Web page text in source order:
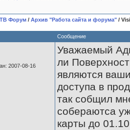
Форум / Архив "Работа сайта и форума" /
Сообщение
2007-08-16
Уважаемый
ли
являются
доступа в
так собщил
собераютса
карты до